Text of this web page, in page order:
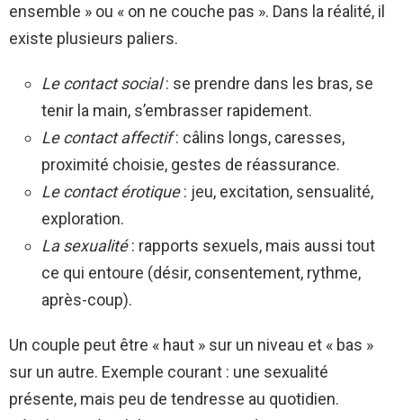
ensemble » ou « on ne couche pas ». Dans la réalité, il
existe plusieurs paliers.
Le contact social: se prendre dans les bras, se
tenir la main, s’embrasser rapidement.
Le contact affectif: câlins longs, caresses,
proximité choisie, gestes de réassurance.
Le contact érotique: jeu, excitation, sensualité,
exploration.
La sexualité: rapports sexuels, mais aussi tout
ce qui entoure (désir, consentement, rythme,
après-coup).
Un couple peut être « haut » sur un niveau et « bas »
sur un autre. Exemple courant : une sexualité
présente, mais peu de tendresse au quotidien.